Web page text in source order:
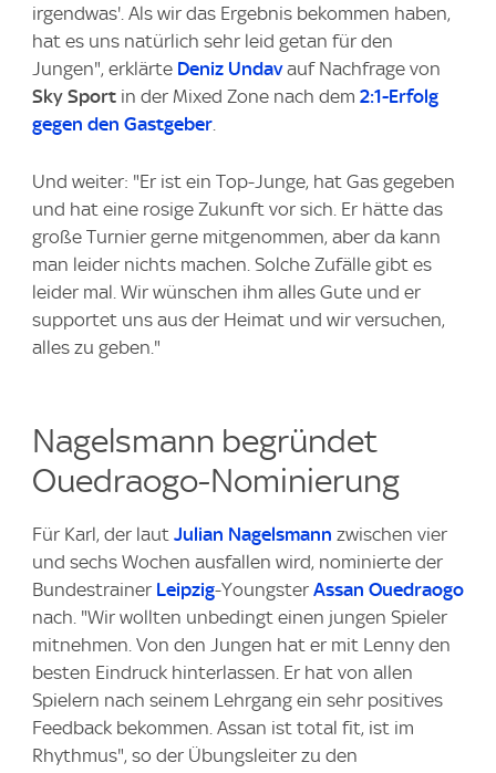
irgendwas'. Als wir das Ergebnis bekommen haben,
hat es uns natürlich sehr leid getan für den
Jungen", erklärte Deniz Undavauf Nachfrage von
Sky Sport in der Mixed Zone nach dem 2:1-Erfolg
gegen den Gastgeber
Und weiter: "Er ist ein Top-Junge, hat Gas gegeben
und hat eine rosige Zukunft vor sich. Er hätte das
große Turnier gerne mitgenommen, aber da kann
man leider nichts machen. Solche Zufälle gibt es
leider mal. Wir wünschen ihm alles Gute und er
supportet uns aus der Heimat und wir versuchen,
alles zu geben."
Nagelsmann begründet
Ouedraogo-Nominierung
Für Karl, der laut Julian Nagelsmann zwischen vier
und sechs Wochen ausfallen wird, nominierte der
Bundestrainer Leipzig-Youngster Assan Ouedraogo
nach. "Wir wollten unbedingt einen jungen Spieler
mitnehmen. Von den Jungen hat er mit Lenny den
besten Eindruck hinterlassen. Er hat von allen
Spielern nach seinem Lehrgang ein sehr positives
Feedback bekommen. Assan ist total fit, ist im
Rhythmus", so der Übungsleiter zu den